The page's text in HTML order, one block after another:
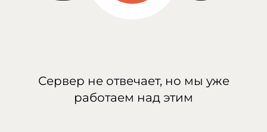
Сервер не отвечает, но мы уже
работаем над этим